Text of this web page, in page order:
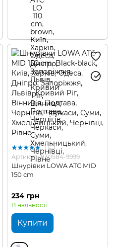
1
Артикул: 830584-9999
Шнурівки LOWA ATC MID
150 cm
234 грн
В наявності
Купити